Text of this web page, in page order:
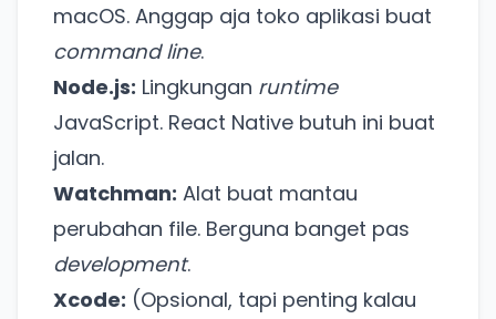
macOS. Anggap aja toko aplikasi buat
command line.
Node.js: Lingkungan runtime
JavaScript. React Native butuh ini buat
jalan.
Watchman: Alat buat mantau
perubahan file. Berguna banget pas
development.
Xcode: (Opsional, tapi penting kalau